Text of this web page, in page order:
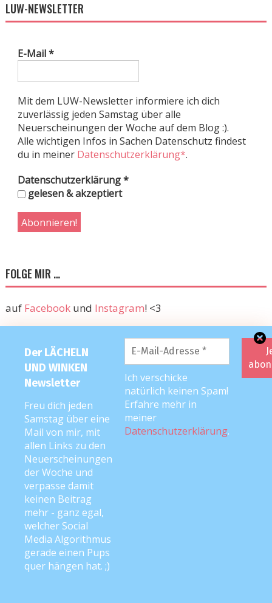
Der LÄCHELN
UND WINKEN
Newsletter
Freu dich jeden
Samstag über eine
Mail von mir, mit
allen Links zu den
Neuerscheinungen
der Woche und
verpasse damit
keinen Beitrag
mehr - ganz egal,
welcher Social
Media Algorithmus
gerade einen Pups
quer hängen hat. ;)
Ich verschicke
natürlich keinen Spam!
Erfahre mehr in
meiner
Datenschutzerklärung.
LUW-NEWSLETTER
E-Mail*
Mit dem LUW-Newsletter informiere ich dich
zuverlässig jeden Samstag über alle
Neuerscheinungen der Woche auf dem Blog :).
Alle wichtigen Infos in Sachen Datenschutz findest
du in meiner Datenschutzerklärung*.
Datenschutzerklärung*
gelesen & akzeptiert
FOLGE MIR …
auf Facebookund Instagram! <3
PODCAST